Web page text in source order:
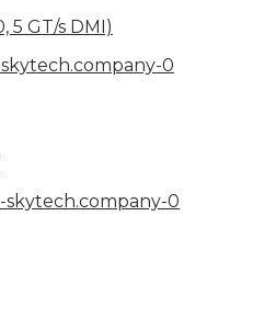
5 GT/s DMI)